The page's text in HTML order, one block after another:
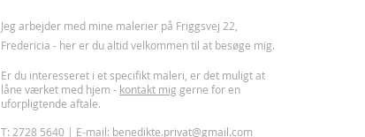
Jeg arbejder med mine malerier på Friggsvej 22,
Fredericia - her er du altid velkommen til at besøge mig.
Er du interesseret i et specifikt maleri, er det muligt at
låne værket med hjem - kontakt mig gerne for en
uforpligtende aftale.
T: 2728 5640 | E-mail: benedikte.privat@gmail.com